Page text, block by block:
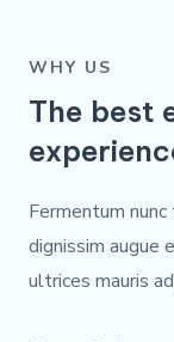
WHY US
The best
Fermentum
dignissim
ultrices mauris